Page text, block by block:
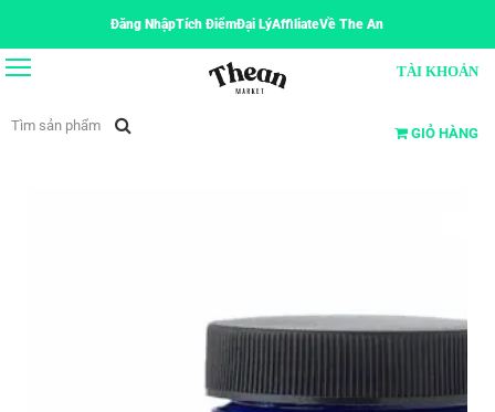
Đăng NhậpTích ĐiểmĐại LýAffiliateVề The An
TÀI KHOẢN
GIỎ HÀNG